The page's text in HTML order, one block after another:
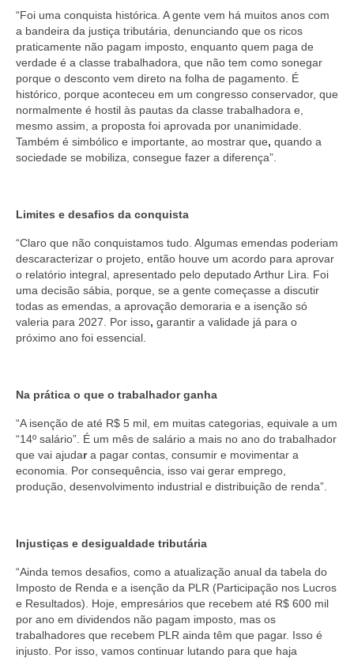
“Foi uma conquista histórica. A gente vem há muitos anos com
a bandeira da justiça tributária, denunciando que os ricos
praticamente não pagam imposto, enquanto quem paga de
verdade é a classe trabalhadora, que não tem como sonegar
porque o desconto vem direto na folha de pagamento. É
histórico, porque aconteceu em um congresso conservador, que
normalmente é hostil às pautas da classe trabalhadora e,
mesmo assim, a proposta foi aprovada por unanimidade.
Também é simbólico e importante, ao mostrar que, quando a
sociedade se mobiliza, consegue fazer a diferença”.
Limites e desafios da conquista
“Claro que não conquistamos tudo. Algumas emendas poderiam
descaracterizar o projeto, então houve um acordo para aprovar
o relatório integral, apresentado pelo deputado Arthur Lira. Foi
uma decisão sábia, porque, se a gente começasse a discutir
todas as emendas, a aprovação demoraria e a isenção só
valeria para 2027. Por isso, garantir a validade já para o
próximo ano foi essencial.
Na prática o que o trabalhador ganha
“A isenção de até R$ 5 mil, em muitas categorias, equivale a um
“14º salário”. É um mês de salário a mais no ano do trabalhador
que vai ajudara pagar contas, consumir e movimentar a
economia. Por consequência, isso vai gerar emprego,
produção, desenvolvimento industrial e distribuição de renda”.
Injustiças e desigualdade tributária
“Ainda temos desafios, como a atualização anual da tabela do
Imposto de Renda e a isenção da PLR (Participação nos Lucros
e Resultados). Hoje, empresários que recebem até R$ 600 mil
por ano em dividendos não pagam imposto, mas os
trabalhadores que recebem PLR ainda têm que pagar. Isso é
injusto. Por isso, vamos continuar lutando para que haja